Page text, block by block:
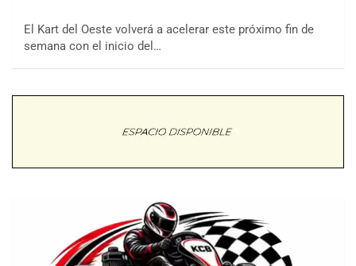
El Kart del Oeste volverá a acelerar este próximo fin de
semana con el inicio del…